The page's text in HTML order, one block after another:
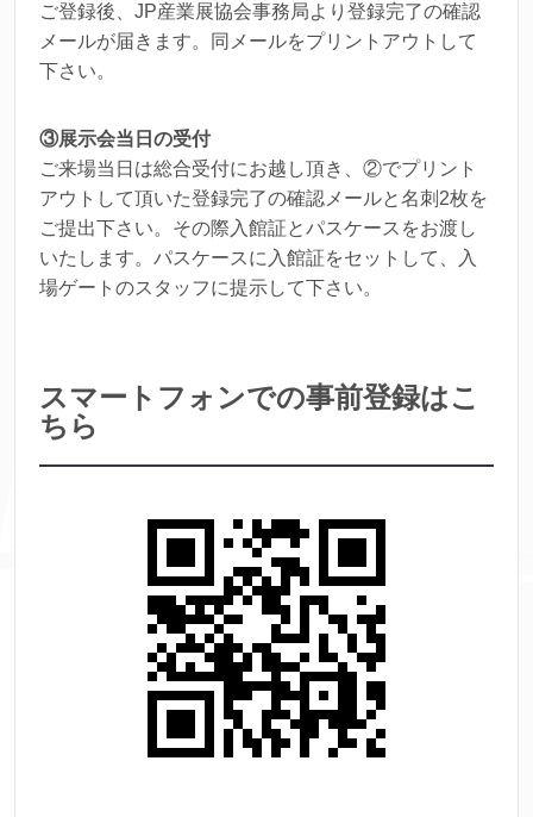
ご登録後、JP産業展協会事務局より登録完了の確認
メールが届きます。同メールをプリントアウトして
下さい。
③展示会当日の受付
ご来場当日は総合受付にお越し頂き、②でプリント
アウトして頂いた登録完了の確認メールと名刺2枚を
ご提出下さい。その際入館証とパスケースをお渡し
いたします。パスケースに入館証をセットして、入
場ゲートのスタッフに提示して下さい。
スマートフォンでの事前登録はこ
ちら